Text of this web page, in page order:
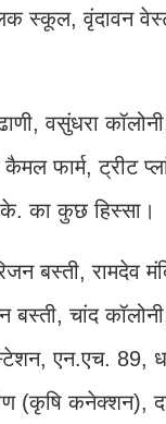
स्कूल, वृंदावन
ढाणी, वसुंधरा
फार्म, ट्रीट
का कुछ हिस्सा।
बस्ती, रामदेव
बस्ती, चांद
एन.एच. 89,
(कृषि कनेक्शन),